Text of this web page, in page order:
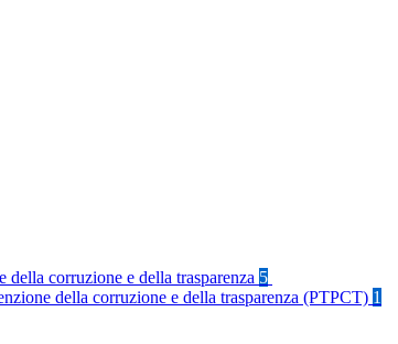
della corruzione e della trasparenza 5
della corruzione e della trasparenza (PTPCT) 1